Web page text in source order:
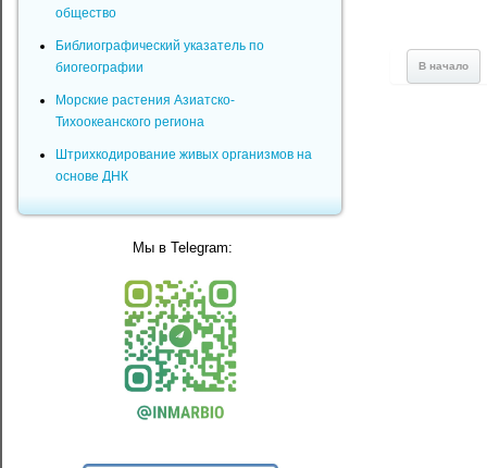
В начало
общество
Библиографический указатель по
биогеографии
Морские растения Азиатско-
Тихоокеанского региона
Штрихкодирование живых организмов на
основе ДНК
Мы в Telegram: